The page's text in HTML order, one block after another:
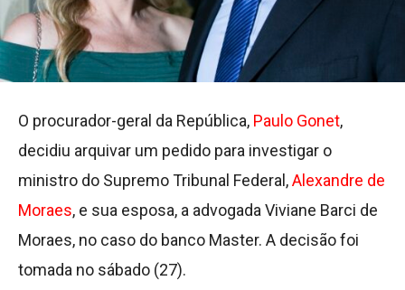
O procurador-geral da República, Paulo Gonet,
decidiu arquivar um pedido para investigar o
ministro do Supremo Tribunal Federal,Alexandre de
Moraes, e sua esposa, a advogada Viviane Barci de
Moraes, no caso do banco Master. A decisão foi
tomada no sábado (27).